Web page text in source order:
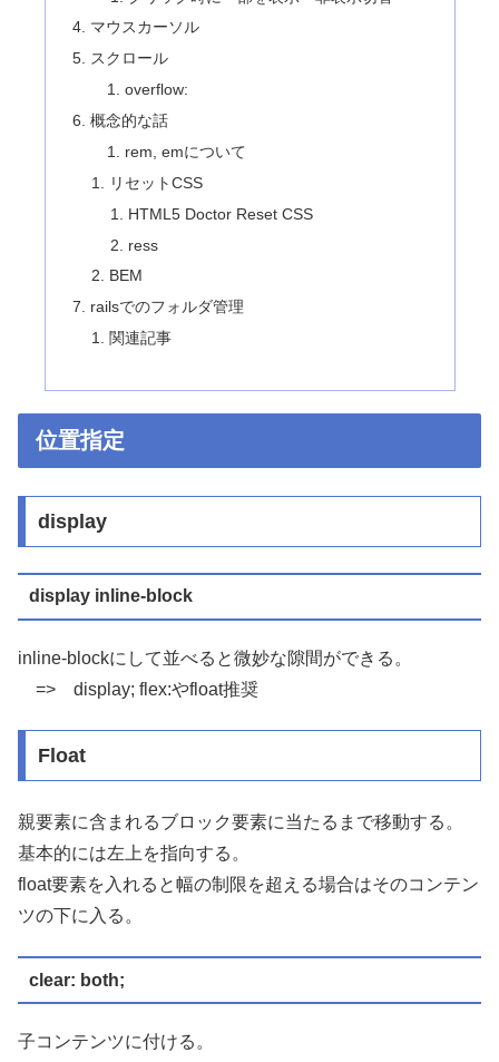
マウスカーソル
スクロール
overflow:
概念的な話
rem, emについて
リセットCSS
HTML5 Doctor Reset CSS
ress
BEM
railsでのフォルダ管理
関連記事
位置指定
display
display inline-block
inline-blockにして並べると微妙な隙間ができる。
=> display; flex:やfloat推奨
Float
親要素に含まれるブロック要素に当たるまで移動する。
基本的には左上を指向する。
float要素を入れると幅の制限を超える場合はそのコンテン
ツの下に入る。
clear: both;
子コンテンツに付ける。